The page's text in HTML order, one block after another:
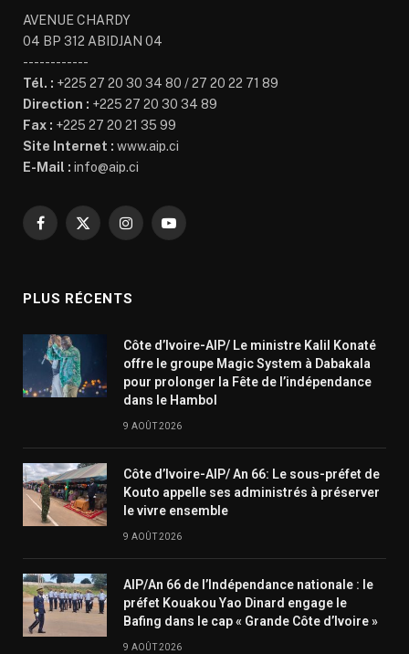
AVENUE CHARDY
04 BP 312 ABIDJAN 04
------------
Tél. : +225 27 20 30 34 80 / 27 20 22 71 89
Direction : +225 27 20 30 34 89
Fax : +225 27 20 21 35 99
Site Internet : www.aip.ci
E-Mail : info@aip.ci
Facebook
X
InstagramYouTube
PLUS RÉCENTS
Côte d’Ivoire-AIP/ Le ministre Kalil Konaté
offre le groupe Magic System à Dabakala
pour prolonger la Fête de l’indépendance
dans le Hambol
9 AOÛT 2026
Côte d’Ivoire-AIP/ An 66: Le sous-préfet de
Kouto appelle ses administrés à préserver
le vivre ensemble
9 AOÛT 2026
AIP/An 66 de l’Indépendance nationale : le
préfet Kouakou Yao Dinard engage le
Bafing dans le cap « Grande Côte d’Ivoire »
9 AOÛT 2026